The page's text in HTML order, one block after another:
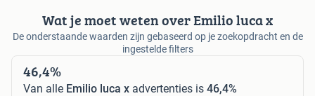
Wat je moet weten over Emilio luca x
De onderstaande waarden zijn gebaseerd op je zoekopdracht en de
ingestelde filters
46,4%
Van alle Emilio luca x advertenties is 46,4%